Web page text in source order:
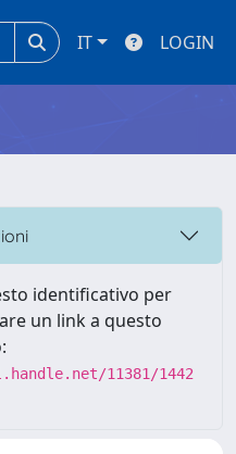
IT LOGIN
identificativo per
un link a questo
11381/1442